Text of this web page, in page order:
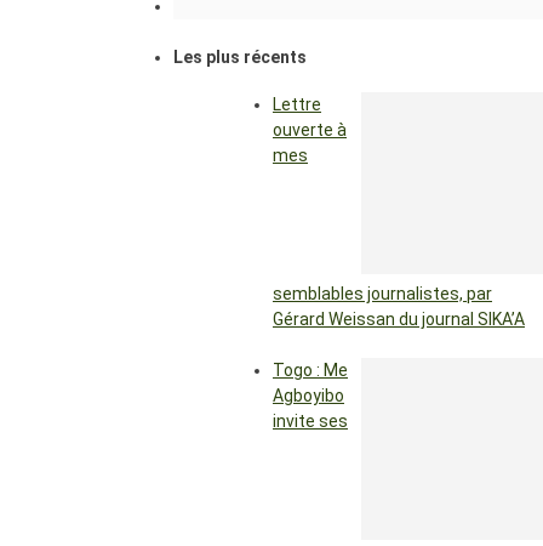
Les plus récents
Lettre
ouverte à
mes
semblables journalistes, par
Gérard Weissan du journal SIKA’A
Togo : Me
Agboyibo
invite ses